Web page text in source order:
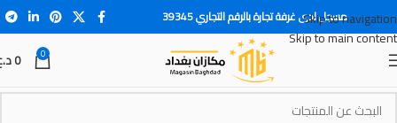
Skip to navigation
Skip to main content
مسجل لدى غرفة تجارة بالرقم التجاري 39345
0
0